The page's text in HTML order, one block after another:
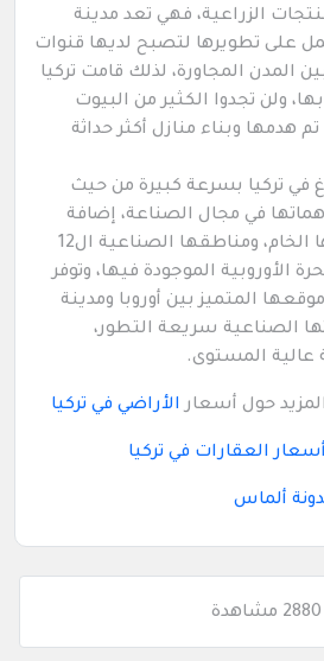
الزراعية، فهي تعد مدينة
على تطويرها لتصبح لديها قنوات
المدن المجاورة، لذلك قامت تركيا
ولن تجدوا الكثير من البيوت
هدمها وبناء منازل أكثر حداثة
في تركيا بسرعة كبيرة من حيث
في مجال الصناعة، إضافة
لتربتها الخصبة وموادها الخام، ومناطقها الصناعية ال12
الأوروبية الموجودة فيها، وتوفر
المتميز بين أوروبا ومدينة
الصناعية سريعة التطور،
عالية المستوى.
حول أسعار الأراضي في تركيا
أسعار العقارات في تركيا
ألماس
2880 مشاهدة